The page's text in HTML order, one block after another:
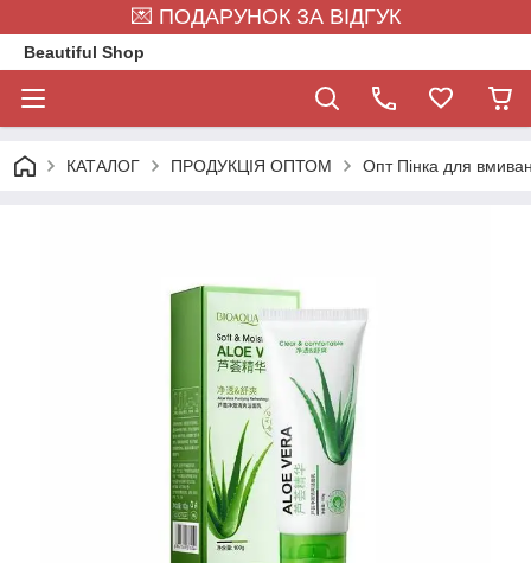
💌 ПОДАРУНОК ЗА ВІДГУК
Beautiful Shop
КАТАЛОГ ПРОДУКЦІЯ ОПТОМ Опт Пінка для